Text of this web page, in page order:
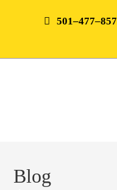
501–477–857
Blog